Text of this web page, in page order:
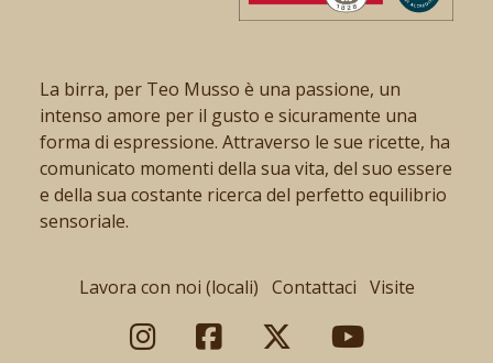
La birra, per Teo Musso è una passione, un
intenso amore per il gusto e sicuramente una
forma di espressione. Attraverso le sue ricette, ha
comunicato momenti della sua vita, del suo essere
e della sua costante ricerca del perfetto equilibrio
sensoriale.
Lavora con noi (locali) Contattaci Visite